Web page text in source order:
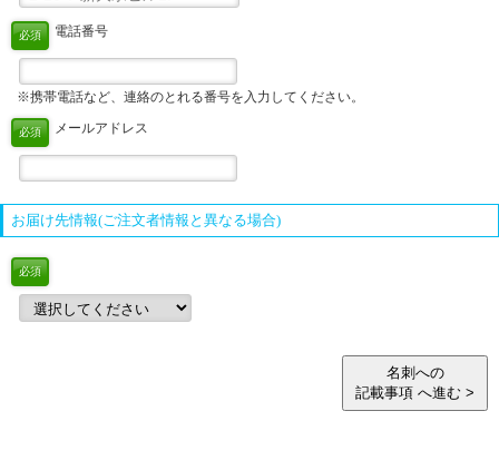
必須 電話番号
※携帯電話など、連絡のとれる番号を入力してください。
必須 メールアドレス
お届け先情報(ご注文者情報と異なる場合)
必須
名刺への
記載事項 へ進む >